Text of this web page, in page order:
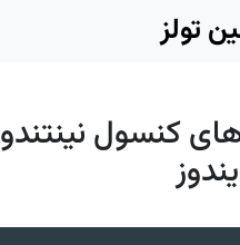
تولز
کنسول نینتندو